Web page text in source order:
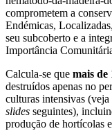
comprometem a
Endémicas,
seu subcoberto e a
Importância
Calcula-se que mais de
destruídos apenas no
culturas intensivas (veja
slides seguintes),
produção de hortícolas